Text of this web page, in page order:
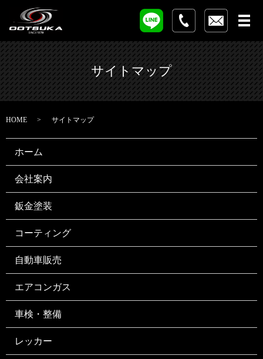
サイトマップ
HOME サイトマップ
ホーム
会社案内
鈑金塗装
コーティング
自動車販売
エアコンガス
車検・整備
レッカー